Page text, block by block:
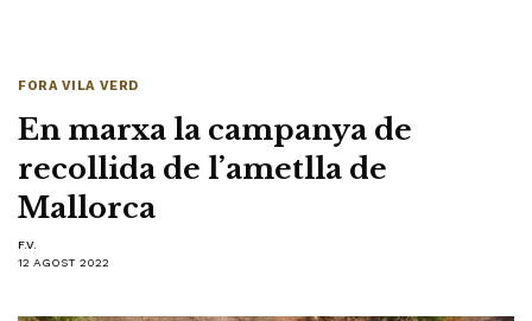
FORA VILA VERD
En marxa la campanya de
recollida de l’ametlla de
Mallorca
F.V.
12 AGOST 2022